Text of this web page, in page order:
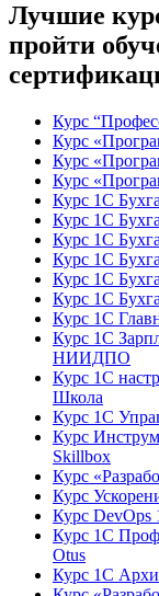
Лучшие
пройти
Курс
Курс
Курс
Курс
Курс 1С
Курс 1С
Курс 1С
Курс 1С
Курс 1С
Курс 1С
Курс 1С
Курс 1С
НИИДПО
Курс 1С
Школа
Курс 1С
Курс
Skillbox
Курс
Курс
Курс DevOps
Курс 1С
Otus
Курс 1С